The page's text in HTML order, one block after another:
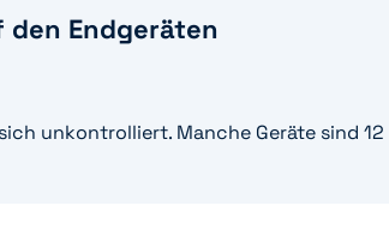
den Endgeräten
unkontrolliert. Manche Geräte sind